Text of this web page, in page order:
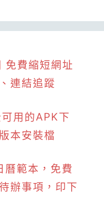
免費縮短網址
連結追蹤
用的APK下
本安裝檔
範本，免費
辦事項，印下